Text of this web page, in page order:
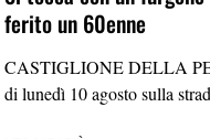
ferito un 60enne
CASTIGLIONE DELLA
di lunedì 10 agosto sulla